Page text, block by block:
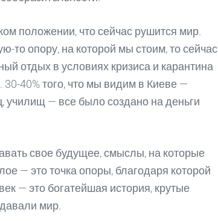
положении, что сейчас рушится мир.
то опору, на которой мы стоим, то сейчас
отдых в условиях кризиса и карантина
30-40% того, что мы видим в Киеве —
училищ — все было создано на деньги
свое будущее, смыслы, на которые
— это точка опоры, благодаря которой
— это богатейшая история, крутые
мир.